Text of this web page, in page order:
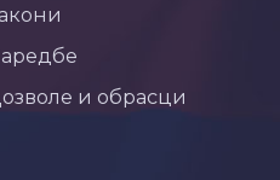
и обрасци